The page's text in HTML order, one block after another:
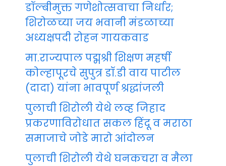
डॉल्बीमुक्त गणेशोत्सवाचा निर्धार;
शिरोळच्या जय भवानी मंडळाच्या
अध्यक्षपदी रोहन गायकवाड
मा.राज्यपाल पद्मश्री शिक्षण महर्षी
कोल्हापूरचे सुपुत्र डॉ.डी वाय पाटील
(दादा) यांना भावपूर्ण श्रद्धांजली
पुलाची शिरोली येथे लव्ह जिहाद
प्रकरणाविरोधात सकल हिंदू व मराठा
समाजाचे जोडे मारो आंदोलन
पुलाची शिरोली येथे घनकचरा व मैला